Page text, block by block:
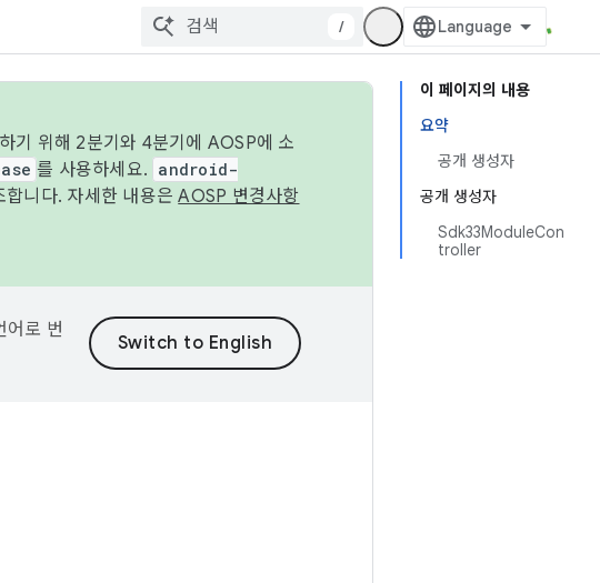
/
이 페이지의 내용
요약
공개 생성자
공개 생성자
Sdk33ModuleCon
troller
기 위해 2분기와 4분기에 AOSP에 소
를 사용하세요. android-
합니다. 자세한 내용은AOSP 변경사항
로 번